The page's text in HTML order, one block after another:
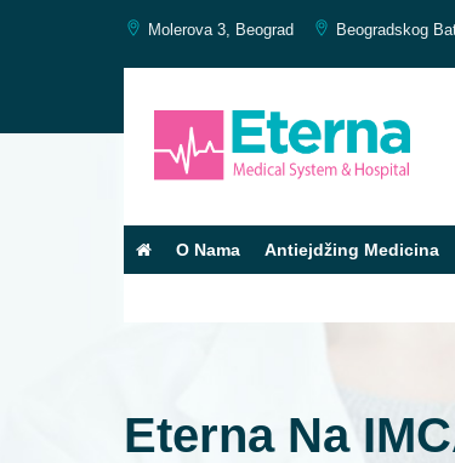
Molerova 3, Beograd Beogradskog
O Nama Antiejdžing Medicina
Eterna Na